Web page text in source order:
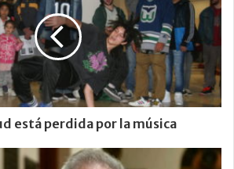
está perdida por la música